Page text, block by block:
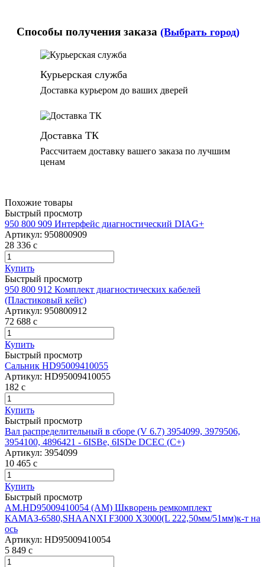
Способы получения заказа (Выбрать город)
Курьерская служба
Доставка курьером до ваших дверей
Доставка ТК
Рассчитаем доставку вашего заказа по лучшим
ценам
Похожие товары
Быстрый просмотр
950 800 909 Интерфейс диагностический DIAG+
Артикул: 950800909
28 336 c
Купить
Быстрый просмотр
950 800 912 Комплект диагностических кабелей
(Пластиковый кейс)
Артикул: 950800912
72 688 c
Купить
Быстрый просмотр
Сальник HD95009410055
Артикул: HD95009410055
182 c
Купить
Быстрый просмотр
Вал распределительный в сборе (V 6.7) 3954099, 3979506,
3954100, 4896421 - 6ISBe, 6ISDe DCEC (С+)
Артикул: 3954099
10 465 c
Купить
Быстрый просмотр
AM.HD95009410054 (АМ) Шкворень ремкомплект
КАМАЗ-6580,SHAANXI F3000 X3000(L 222,50мм/51мм)к-т на
ось
Артикул: HD95009410054
5 849 c